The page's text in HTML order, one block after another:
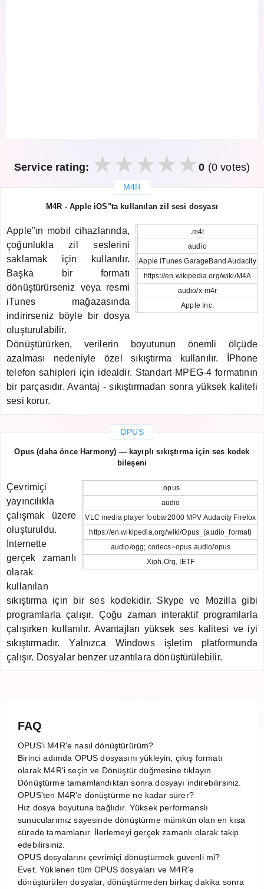
Service rating: 0 (0 votes)
M4R
M4R - Apple iOS"ta kullanılan zil sesi dosyası
.m4r
audio
Apple iTunes GarageBand Audacity
https://en.wikipedia.org/wiki/M4A
audio/x-m4r
Apple Inc.
Apple"ın mobil cihazlarında,
çoğunlukla zil seslerini
saklamak için kullanılır.
Başka bir formatı
dönüştürürseniz veya resmi
iTunes mağazasında
indirirseniz böyle bir dosya
oluşturulabilir.
Dönüştürürken, verilerin boyutunun önemli ölçüde
azalması nedeniyle özel sıkıştırma kullanılır. İPhone
telefon sahipleri için idealdir. Standart MPEG-4 formatının
bir parçasıdır. Avantaj - sıkıştırmadan sonra yüksek kaliteli
sesi korur.
OPUS
Opus (daha önce Harmony) — kayıplı sıkıştırma için ses kodek
bileşeni
.opus
audio
VLC media player foobar2000 MPV Audacity Firefox
https://en.wikipedia.org/wiki/Opus_(audio_format)
audio/ogg; codecs=opus audio/opus
Xiph.Org, IETF
Çevrimiçi
yayıncılıkla
çalışmak üzere
oluşturuldu.
İnternette
gerçek zamanlı
olarak
kullanılan
sıkıştırma için bir ses kodekidir. Skype ve Mozilla gibi
programlarla çalışır. Çoğu zaman interaktif programlarla
çalışırken kullanılır. Avantajları yüksek ses kalitesi ve iyi
sıkıştırmadır. Yalnızca Windows işletim platformunda
çalışır. Dosyalar benzer uzantılara dönüştürülebilir.
FAQ
OPUS'i M4R'e nasıl dönüştürürüm?
Birinci adımda OPUS dosyasını yükleyin, çıkış formatı
olarak M4R'i seçin ve Dönüştür düğmesine tıklayın.
Dönüştürme tamamlandıktan sonra dosyayı indirebilirsiniz.
OPUS'ten M4R'e dönüştürme ne kadar sürer?
Hız dosya boyutuna bağlıdır. Yüksek performanslı
sunucularımız sayesinde dönüştürme mümkün olan en kısa
sürede tamamlanır. İlerlemeyi gerçek zamanlı olarak takip
edebilirsiniz.
OPUS dosyalarını çevrimiçi dönüştürmek güvenli mi?
Evet. Yüklenen tüm OPUS dosyaları ve M4R'e
dönüştürülen dosyalar, dönüştürmeden birkaç dakika sonra